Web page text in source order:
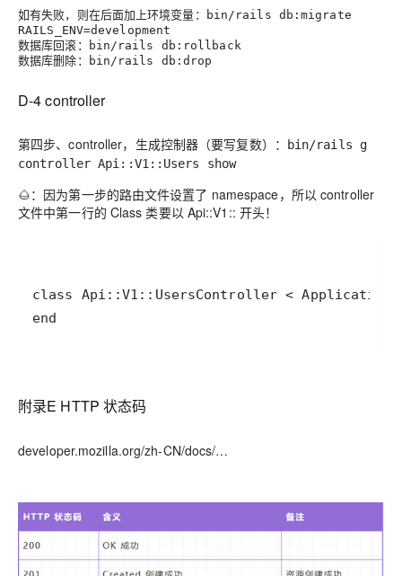
如有失败，则在后面加上环境变量：
bin/rails db:migrate
RAILS_ENV=development
数据库回滚： bin/rails db:rollback
数据库删除： bin/rails db:drop
D-4 controller
第四步、controller，生成控制器（要写复数）：
bin/rails g
controller Api::V1::Users show
🌰：因为第一步的路由文件设置了 namespace，所以 controller
文件中第一行的 Class 类要以 Api::V1:: 开头！
end
附录E HTTP 状态码
developer.mozilla.org/zh-CN/docs/…